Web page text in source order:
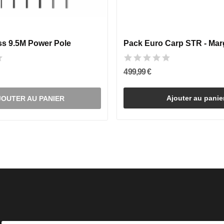
9.5M Power Pole
AU PANIER
Pack Euro Carp STR -
499,99 €
Ajouter au